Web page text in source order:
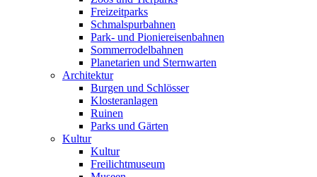
Freizeitparks
Schmalspurbahnen
Park- und Pioniereisenbahnen
Sommerrodelbahnen
Planetarien und Sternwarten
Architektur
Burgen und Schlösser
Klosteranlagen
Ruinen
Parks und Gärten
Kultur
Kultur
Freilichtmuseum